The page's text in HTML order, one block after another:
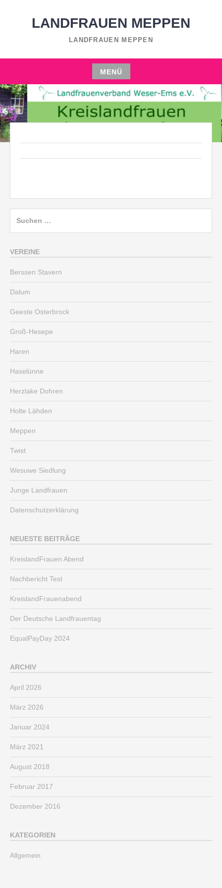
LANDFRAUEN MEPPEN
LANDFRAUEN MEPPEN
MENÜ
Zum
Inhalt
springen
VEREINE
Berssen Stavern
Dalum
Geeste Osterbrock
Groß-Hesepe
Haren
Haselünne
Herzlake Dohren
Holte Lähden
Meppen
Twist
Wesuwe Siedlung
Junge Landfrauen
Datenschutzerklärung
NEUESTE BEITRÄGE
KreislandFrauen Abend
Nachbericht Test
KreislandFrauenabend
Der Deutsche Landfrauentag
EqualPayDay 2024
ARCHIV
April 2026
März 2026
Januar 2024
März 2021
August 2018
Februar 2017
Dezember 2016
KATEGORIEN
Allgemein